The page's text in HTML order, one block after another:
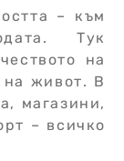
– към
Тук
на
живот. В
магазини,
– всичко